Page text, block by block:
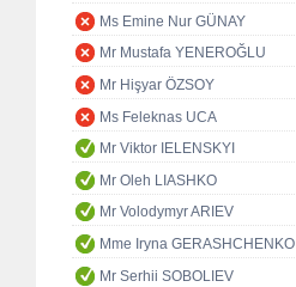
Ms Emine Nur GÜNAY
Mr Mustafa YENEROĞLU
Mr Hişyar ÖZSOY
Ms Feleknas UCA
Mr Viktor IELENSKYI
Mr Oleh LIASHKO
Mr Volodymyr ARIEV
Mme Iryna GERASHCHENKO
Mr Serhii SOBOLIEV